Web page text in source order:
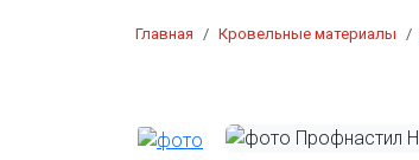
Главная Кровельные материалы